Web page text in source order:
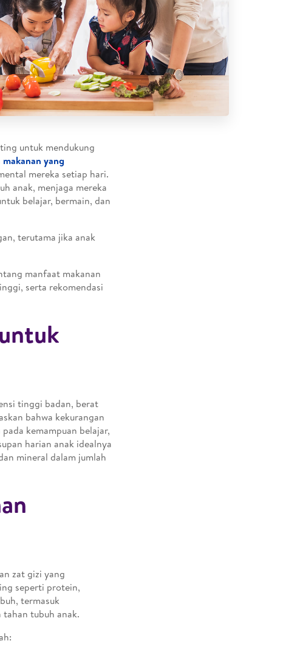
untuk mendukung
makanan yang
mereka setiap hari.
anak, menjaga mereka
belajar, bermain, dan
terutama jika anak
manfaat makanan
serta rekomendasi
tinggi badan, berat
bahwa kekurangan
kemampuan belajar,
harian anak idealnya
mineral dalam jumlah
zat gizi yang
seperti protein,
termasuk
tubuh anak.